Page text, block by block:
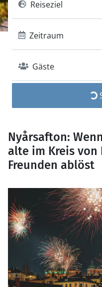
Reiseziel
Zeitraum
Gäste
Nyårsafton:
alte im Kreis von
Freunden ablöst